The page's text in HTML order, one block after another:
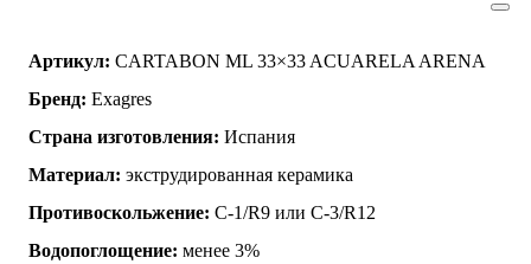
Артикул: CARTABON ML 33×33 ACUARELA ARENA
Бренд: Exagres
Страна изготовления: Испания
Материал: экструдированная керамика
Противоскольжение: C-1/R9 или C-3/R12
Водопоглощение: менее 3%